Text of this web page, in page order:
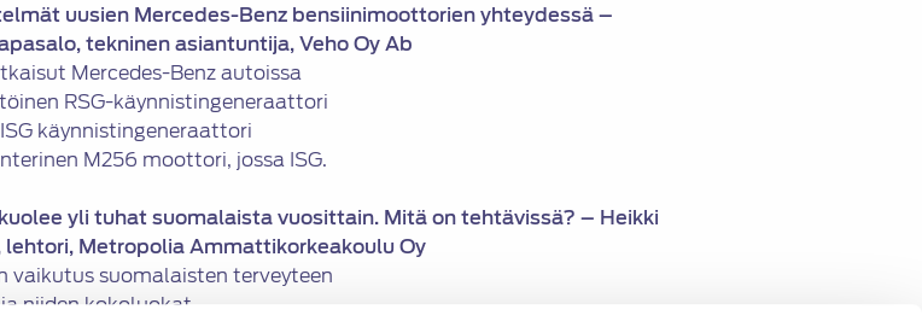
uusien Mercedes-Benz bensiinimoottorien yhteydessä –
tekninen asiantuntija, Veho Oy Ab
Mercedes-Benz autoissa
RSG-käynnistingeneraattori
käynnistingeneraattori
M256 moottori, jossa ISG.
yli tuhat suomalaista vuosittain. Mitä on tehtävissä? – Heikki
lehtori, Metropolia Ammattikorkeakoulu Oy
vaikutus suomalaisten terveyteen
niiden kokoluokat